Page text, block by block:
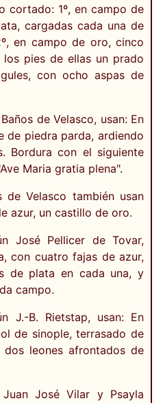
cortado: 1º, en campo de
cargadas cada una de
en campo de oro, cinco
pies de ellas un prado
con ocho aspas de
de Velasco, usan: En
de piedra parda, ardiendo
Bordura con el siguiente
Maria gratia plena".
de Velasco también usan
azur, un castillo de oro.
José Pellicer de Tovar,
con cuatro fajas de azur,
de plata en cada una, y
campo.
J.-B. Rietstap, usan: En
de sinople, terrasado de
leones afrontados de
José Vilar y Psayla